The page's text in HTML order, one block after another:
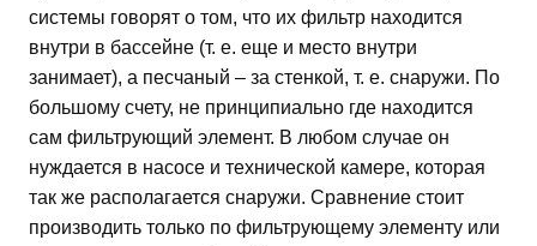
системы говорят о том, что их фильтр находится
внутри в бассейне (т. е. еще и место внутри
занимает), а песчаный – за стенкой, т. е. снаружи. По
большому счету, не принципиально где находится
сам фильтрующий элемент. В любом случае он
нуждается в насосе и технической камере, которая
так же располагается снаружи. Сравнение стоит
производить только по фильтрующему элементу или